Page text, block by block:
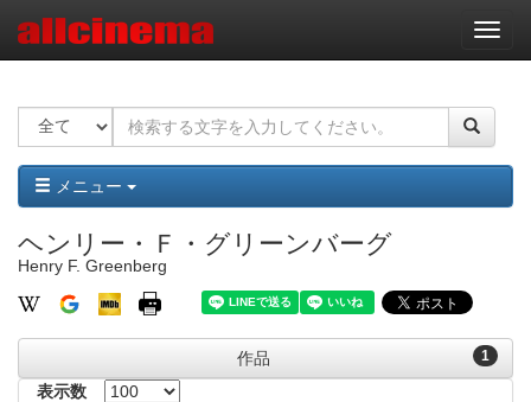
ナ
ビ
ー
ョ
ン
メニュー
ヘンリー・Ｆ・グリーンバーグ
Henry F. Greenberg
1
作品
表示数